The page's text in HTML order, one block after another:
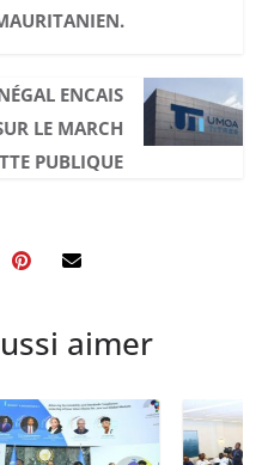
ENCAIS
LE MARCH
PUBLIQUE
aimer